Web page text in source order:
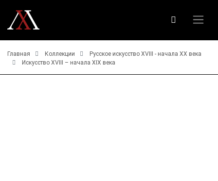
Главная Коллекции
Русское искусство ХVIII - начала ХХ века
Искусство XVIII – начала XIX века